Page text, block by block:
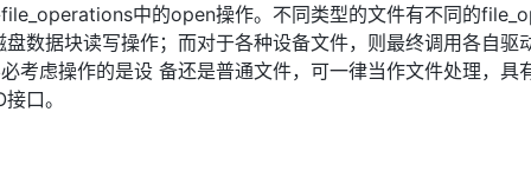
中的open操作。不同类型的文件有不同的
数据块读写操作；而对于各种设备文件，则最终调用各自驱
考虑操作的是设 备还是普通文件，可一律当作文件处理，具
口。